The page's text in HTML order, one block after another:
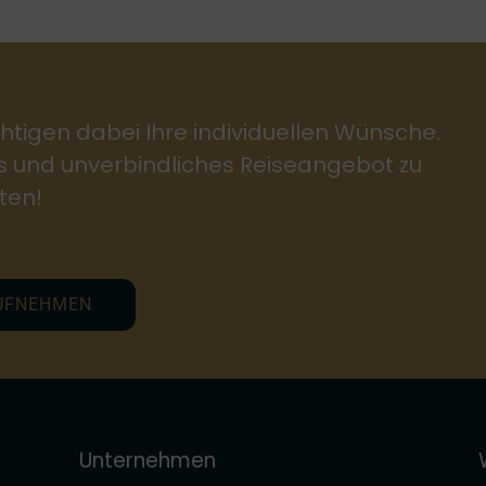
dabei Ihre individuellen Wünsche.
und unverbindliches Reiseangebot zu
Unternehmen